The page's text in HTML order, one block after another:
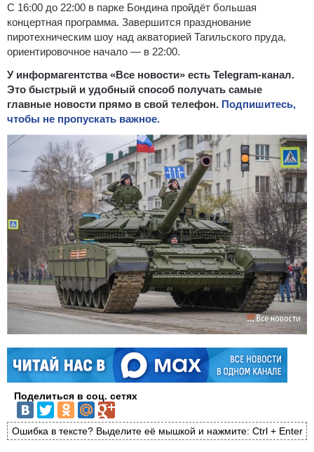
С 16:00 до 22:00 в парке Бондина пройдёт большая
концертная программа. Завершится празднование
пиротехническим шоу над акваторией Тагильского пруда,
ориентировочное начало — в 22:00.
У информагентства «Все новости» есть Telegram-канал.
Это быстрый и удобный способ получать самые
главные новости прямо в свой телефон. Подпишитесь,
чтобы не пропускать важное.
Поделиться в соц. сетях
Ошибка в тексте? Выделите её мышкой и нажмите: Ctrl + Enter